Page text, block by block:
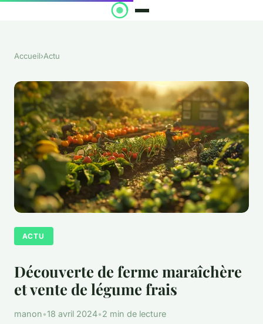
Accueil›Actu
ACTU
Découverte de ferme maraîchère
et vente de légume frais
manon•18 avril 2024•2 min de lecture